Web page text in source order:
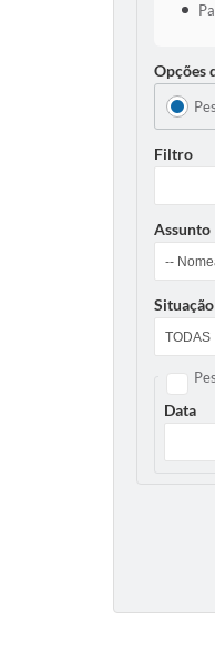
Opções
Filtro
Assunto
Situação
Data